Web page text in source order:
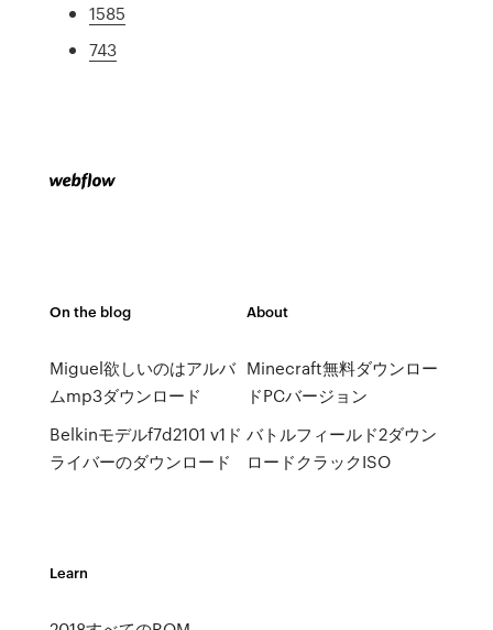
1585
743
On the blog
Miguel欲しいのはアルバ
ムmp3ダウンロード
Belkinモデルf7d2101 v1ド
ライバーのダウンロード
About
Minecraft無料ダウンロー
ドPCバージョン
バトルフィールド2ダウン
ロードクラックISO
Learn